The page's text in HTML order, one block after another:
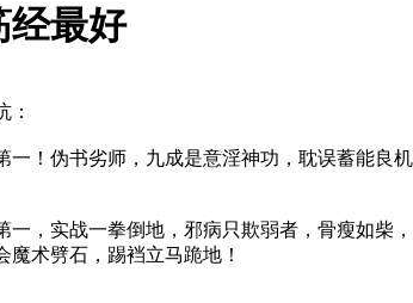
经最好
伪书劣师，九成是意淫神功，耽误蓄能良机
实战一拳倒地，邪病只欺弱者，骨瘦如柴
术劈石，踢裆立马跪地！